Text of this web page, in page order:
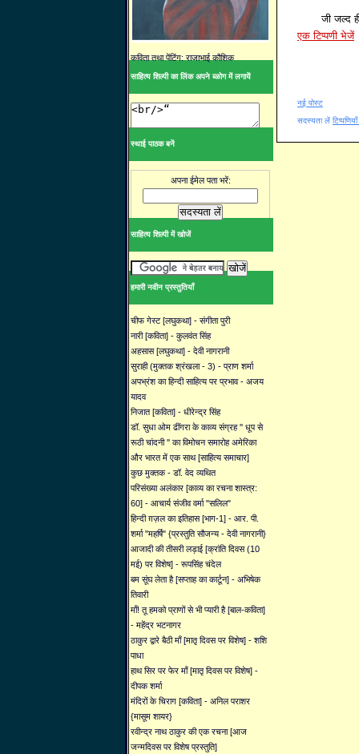
कविता तथा पेंटिंग: राजाभाई कौशिक
साहित्य शिल्पी का लिंक अपने ब्ळोग में लगायें
स्थाई पाठक बनें
अपना ईमेल पता भरें:
साहित्य शिल्पी में खोजें
हमारी नवीन प्रस्तुतियाँ
चीफ गेस्ट [लघुकथा] - संगीता पुरी
नारी [कविता] - कुलवंत सिंह
अहसास [लघुकथा] - देवी नागरानी
सुराही (मुक्तक श्रंखला - 3) - प्राण शर्मा
अपभ्रंश का हिन्दी साहित्य पर प्रभाव - अजय
यादव
निजात [कविता] - धीरेन्द्र सिंह
डॉ. सुधा ओम ढींगरा के काव्य संग्रह '' धूप से
रूठी चांदनी '' का विमोचन समारोह अमेरिका
और भारत में एक साथ [साहित्य समाचार]
कुछ मुक्तक - डॉ. वेद व्यथित
परिसंख्या अलंकार [काव्य का रचना शास्त्र:
60] - आचार्य संजीव वर्मा "सलिल"
हिन्दी ग़ज़ल का इतिहास [भाग-1] - आर. पी.
शर्मा "महर्षि" {प्रस्तुति सौजन्य - देवी नागरानी}
आजादी की तीसरी लड़ाई [क्रांति दिवस (10
मई) पर विशेष] - रूपसिंह चंदेल
बम सूंघ लेता है [सप्ताह का कार्टून] - अभिषेक
तिवारी
माँ! तू हमको प्राणों से भी प्यारी है [बाल-कविता]
- महेंद्र भटनागर
ठाकुर द्वारे बैठी माँ [मातृ दिवस पर विशेष] - शशि
पाधा
हाथ सिर पर फेर माँ [मातृ दिवस पर विशेष] -
दीपक शर्मा
मंदिरों के चिराग [कविता] - अनिल पराशर
{मासूम शायर}
रवीन्द्र नाथ ठाकुर की एक रचना [आज
जन्मदिवस पर विशेष प्रस्तुति]
जी जल्द
एक टिप्पणी भेजें
नई पोस्ट
सदस्यता लें